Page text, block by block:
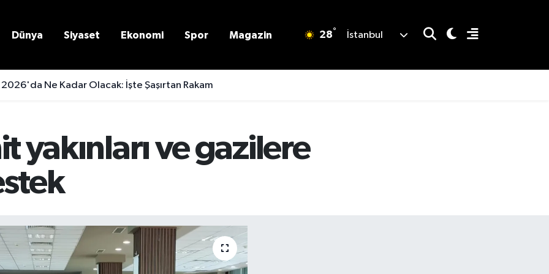
Dünya Siyaset Ekonomi Spor Magazin 28° İstanbul
Ne Kadar Olacak: İşte Şaşırtan Rakam
yakınları ve gazilere